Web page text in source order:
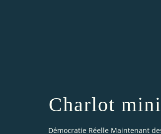
Charlot
Démocratie Réelle Maintenant